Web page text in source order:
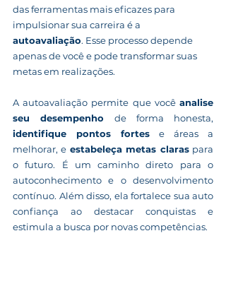
das ferramentas mais eficazes para
impulsionar sua carreira é a
autoavaliação. Esse processo depende
apenas de você e pode transformar suas
metas em realizações.
A autoavaliação permite que você analise
seu desempenho
identifique pontos fortes e áreas a
melhorar, e estabeleça metas claras para
o futuro. É um caminho direto para o
autoconhecimento e o desenvolvimento
contínuo. Além disso, ela fortalece sua auto
confiança ao destacar conquistas e
estimula a busca por novas competências.